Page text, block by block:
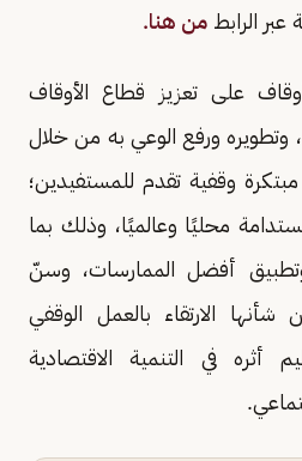
الرابط من هنا.
على تعزيز قطاع الأوقاف
وتطويره ورفع الوعي به من خلال
وقفية تقدم للمستفيدين؛
محليًا وعالميًا، وذلك بما
أفضل الممارسات، وسنّ
شأنها الارتقاء بالعمل الوقفي
أثره في التنمية الاقتصادية